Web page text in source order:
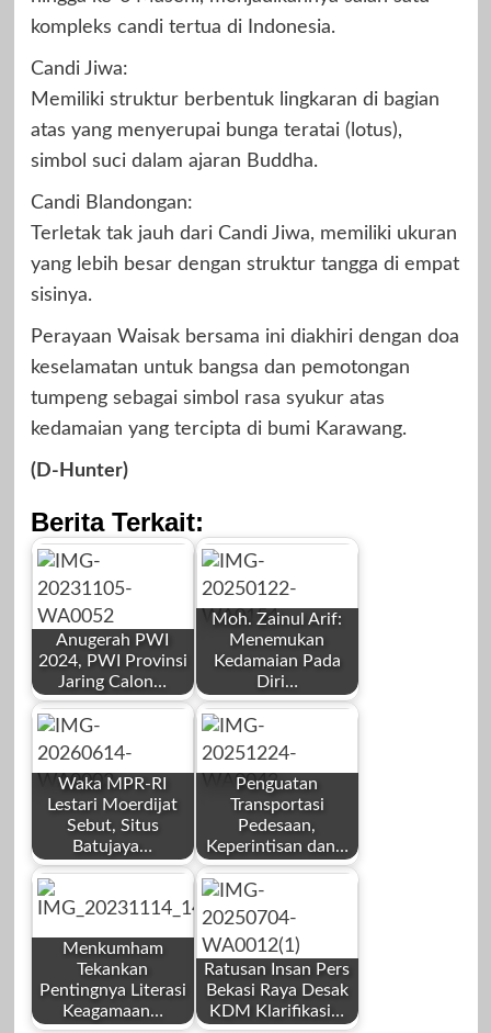
kompleks candi tertua di Indonesia.
Candi Jiwa:
Memiliki struktur berbentuk lingkaran di bagian
atas yang menyerupai bunga teratai (lotus),
simbol suci dalam ajaran Buddha.
Candi Blandongan:
Terletak tak jauh dari Candi Jiwa, memiliki ukuran
yang lebih besar dengan struktur tangga di empat
sisinya.
Perayaan Waisak bersama ini diakhiri dengan doa
keselamatan untuk bangsa dan pemotongan
tumpeng sebagai simbol rasa syukur atas
kedamaian yang tercipta di bumi Karawang.
(D-Hunter)
Berita Terkait:
Anugerah PWI
2024, PWI Provinsi
Jaring Calon…
by
Redaksi
November 6,
Moh. Zainul Arif:
Menemukan
Kedamaian Pada
Diri…
by
Redaksi
Januari 22, 2025
Waka MPR-RI
Lestari Moerdijat
Sebut, Situs
Batujaya…
by
Redaksi
Penguatan
Transportasi
Pedesaan,
Keperintisan dan…
by
Redaksi
Menkumham
Tekankan
Pentingnya Literasi
Keagamaan…
Ratusan Insan Pers
Bekasi Raya Desak
KDM Klarifikasi…